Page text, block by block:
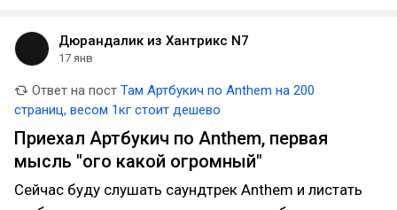
Дюрандалик из Хантрикс N7
17 янв
Ответ на пост Там Артбукич по Anthem на 200
страниц, весом 1кг стоит дешево
Приехал Артбукич по Anthem, первая
мысль "ого какой огромный"
Сейчас буду слушать саундтрек Anthem и листать